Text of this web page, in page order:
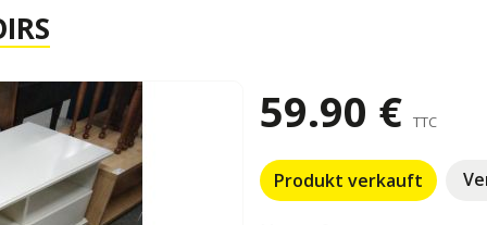
59.90 € TTC
Produkt verkauft